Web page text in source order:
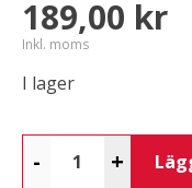
189,00 kr
Inkl. moms
I lager
- +